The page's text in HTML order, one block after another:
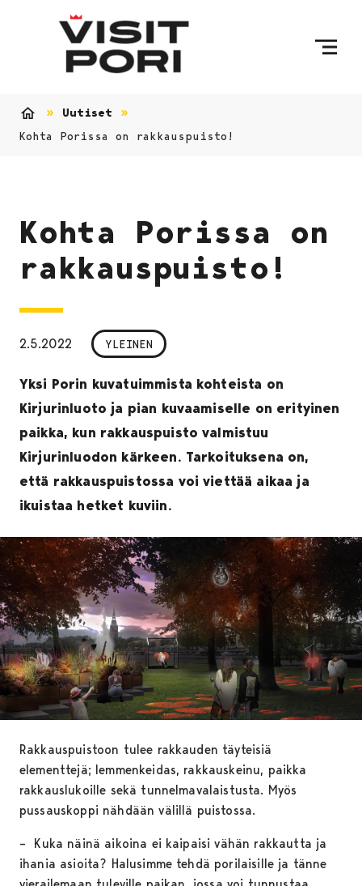
Uutiset
Kohta Porissa on rakkauspuisto!
Kohta Porissa on
rakkauspuisto!
2.5.2022 YLEINEN
Yksi Porin kuvatuimmista kohteista on
Kirjurinluoto ja pian kuvaamiselle on erityinen
paikka, kun rakkauspuisto valmistuu
Kirjurinluodon kärkeen. Tarkoituksena on,
että rakkauspuistossa voi viettää aikaa ja
ikuistaa hetket kuviin.
Rakkauspuistoon tulee rakkauden täyteisiä
elementtejä; lemmenkeidas, rakkauskeinu, paikka
rakkauslukoille sekä tunnelmavalaistusta. Myös
pussauskoppi nähdään välillä puistossa.
– Kuka näinä aikoina ei kaipaisi vähän rakkautta ja
ihania asioita? Halusimme tehdä porilaisille ja tänne